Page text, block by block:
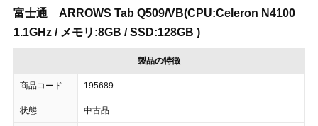
富士通 ARROWS Tab Q509/VB(CPU:Celeron N4100
1.1GHz / メモリ:8GB / SSD:128GB )
製品の特徴
商品コード 195689
状態 中古品